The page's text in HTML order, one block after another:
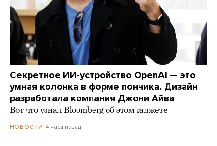
Секретное ИИ-устройство OpenAI — это
умная колонка в форме пончика. Дизайн
разработала компания Джони Айва
Вот что узнал Bloomberg об этом гаджете
НОВОСТИ 4 часа назад